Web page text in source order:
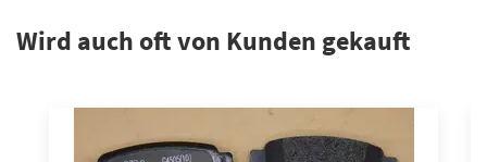
Wird auch oft von Kunden gekauft